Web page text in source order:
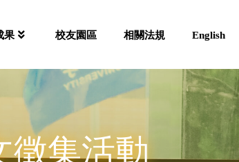
果 校友園區 相關法規 English
徵集活動